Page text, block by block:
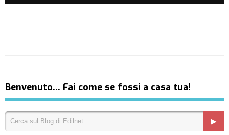
Benvenuto… Fai come se fossi a casa tua!